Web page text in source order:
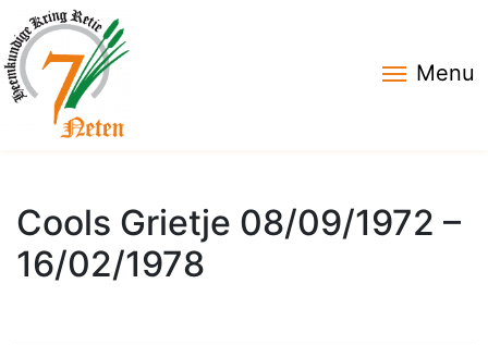
Menu
Cools Grietje 08/09/1972 –
16/02/1978